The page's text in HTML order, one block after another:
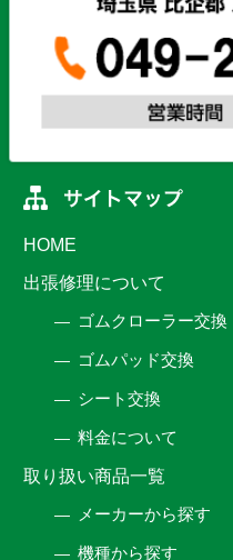
HOME
出張修理について
ゴムクローラー交換
ゴムパッド交換
シート交換
料金について
取り扱い商品一覧
メーカーから探す
機種から探す